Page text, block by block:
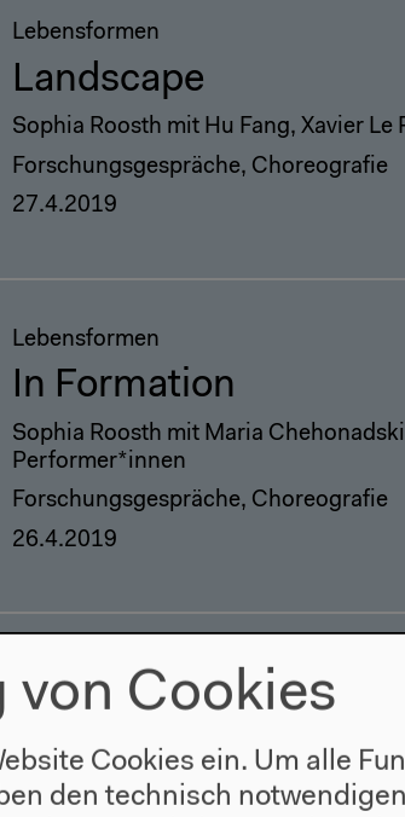
Lebensformen
Landscape
Sophia Roosth mit Hu Fang, Xavier
Forschungsgespräche, Choreografie
27.4.2019
Lebensformen
In Formation
Sophia Roosth mit Maria
Performer*innen
Forschungsgespräche, Choreografie
26.4.2019
von Cookies
Cookies ein. Um alle
den technisch